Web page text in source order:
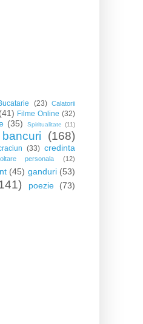
(23)
Calatorii
(41) Filme Online (32)
(35) Spiritualitate (11)
bancuri (168)
(33) credinta
personala (12)
(45) ganduri (53)
poezie (73)